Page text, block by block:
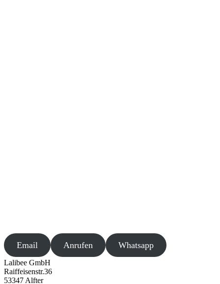
Email Anrufen Whatsapp
Lalibee GmbH
Raiffeisenstr.36
53347 Alfter